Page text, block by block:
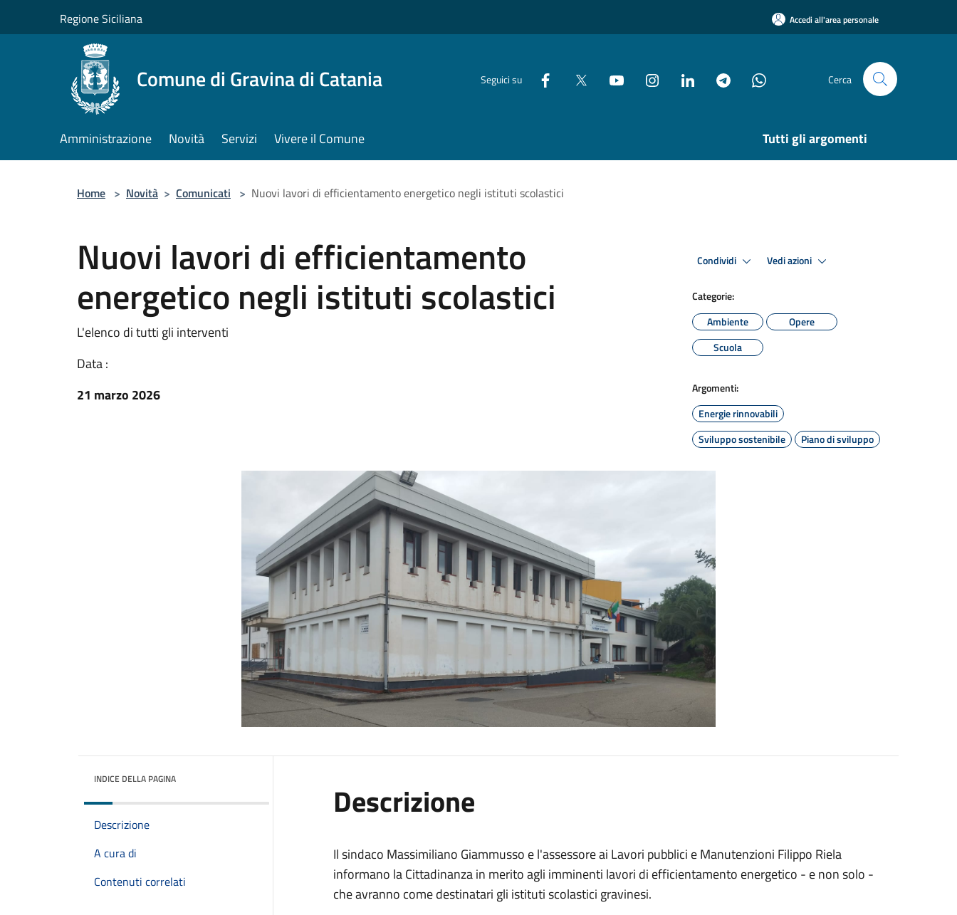
Regione Siciliana Accedi all'area personale
Comune di Gravina di Catania Seguici su Cerca
Amministrazione Novità Servizi Vivere il Comune Tutti gli argomenti
Home > Novità > Comunicati > Nuovi lavori di efficientamento energetico negli istituti scolastici
Nuovi lavori di efficientamento
energetico negli istituti scolastici
L'elenco di tutti gli interventi
Data :
21 marzo 2026
Condividi Vedi azioni
Categorie:
Ambiente
Opere
Scuola
Argomenti:
Energie rinnovabili
Sviluppo sostenibile
Piano di sviluppo
INDICE DELLA PAGINA
Descrizione
A cura di
Contenuti correlati
Descrizione
Il sindaco Massimiliano Giammusso e l'assessore ai Lavori pubblici e Manutenzioni Filippo Riela
informano la Cittadinanza in merito agli imminenti lavori di efficientamento energetico - e non solo -
che avranno come destinatari gli istituti scolastici gravinesi.